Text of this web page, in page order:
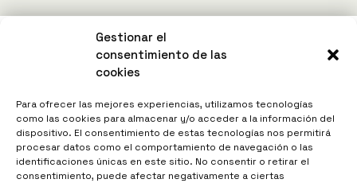
Gestionar el
consentimiento de las
cookies
Para ofrecer las mejores experiencias, utilizamos tecnologías
como las cookies para almacenar y/o acceder a la información del
dispositivo. El consentimiento de estas tecnologías nos permitirá
procesar datos como el comportamiento de navegación o las
identificaciones únicas en este sitio. No consentir o retirar el
consentimiento, puede afectar negativamente a ciertas